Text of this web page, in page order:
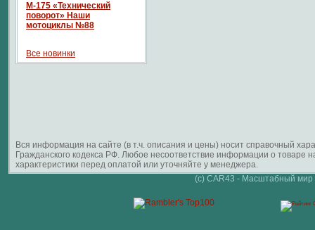
М-175 «Технический
поворот» Наши
мотоциклы №88
Все новинки
Вся информация на сайте (в т.ч. описания и цены) носит справочный
Гражданского кодекса РФ. Любое несоответствие информации о
характеристики перед оплатой или уточняйте у менеджера.
(c) CAR43 - Масштабный мир